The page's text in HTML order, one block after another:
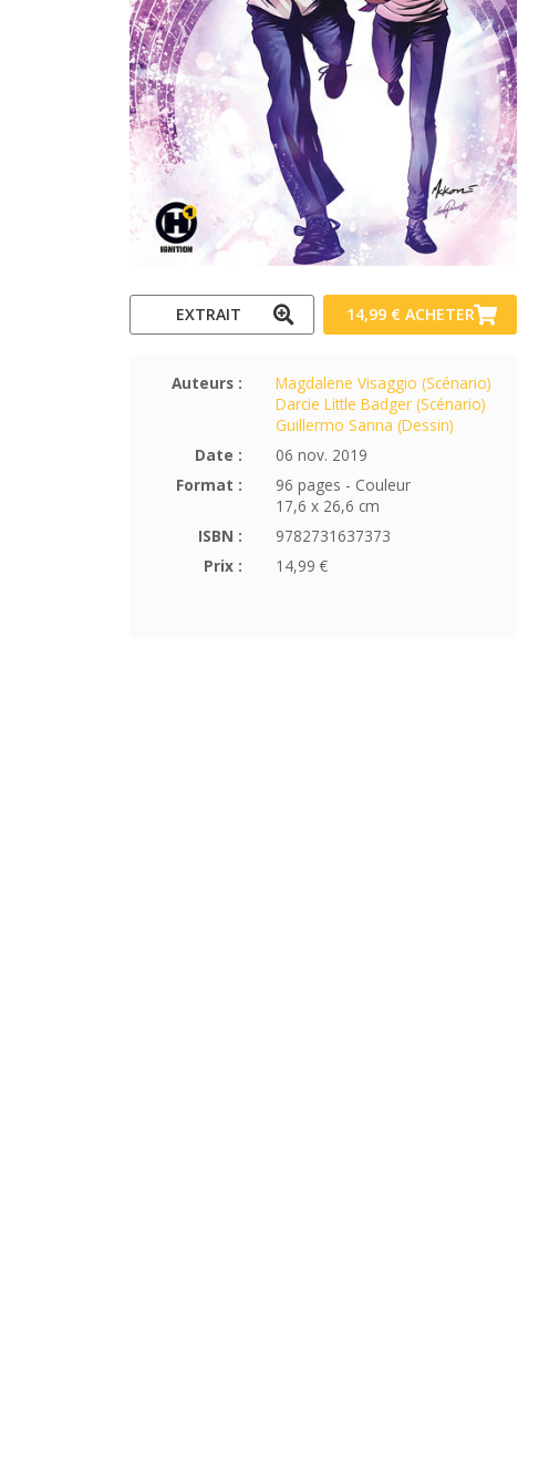
EXTRAIT 14,99 € ACHETER
Auteurs :
Magdalene Visaggio (Scénario)
Darcie Little Badger (Scénario)
Guillermo Sanna (Dessin)
Date :
06 nov. 2019
Format :
96 pages - Couleur
17,6 x 26,6 cm
ISBN :
9782731637373
Prix :
14,99 €